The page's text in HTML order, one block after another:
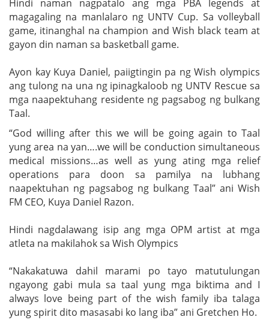
Hindi naman nagpatalo ang mga PBA legends at
magagaling na manlalaro ng UNTV Cup. Sa volleyball
game, itinanghal na champion and Wish black team at
gayon din naman sa basketball game.
Ayon kay Kuya Daniel, paiigtingin pa ng Wish olympics
ang tulong na una ng ipinagkaloob ng UNTV Rescue sa
mga naapektuhang residente ng pagsabog ng bulkang
Taal.
“God willing after this we will be going again to Taal
yung area na yan….we will be conduction simultaneous
medical missions…as well as yung ating mga relief
operations para doon sa pamilya na lubhang
naapektuhan ng pagsabog ng bulkang Taal” ani Wish
FM CEO, Kuya Daniel Razon.
Hindi nagdalawang isip ang mga OPM artist at mga
atleta na makilahok sa Wish Olympics
“Nakakatuwa dahil marami po tayo matutulungan
ngayong gabi mula sa taal yung mga biktima and I
always love being part of the wish family iba talaga
yung spirit dito masasabi ko lang iba” ani Gretchen Ho.